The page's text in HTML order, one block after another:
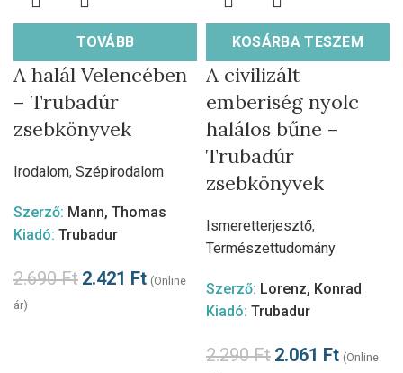
TOVÁBB
A halál Velencében
– Trubadúr
zsebkönyvek
Irodalom, Szépirodalom
Szerző: Mann, Thomas
Kiadó: Trubadur
2.690Ft 2.421 Ft (Online
ár)
KOSÁRBA TESZEM
A civilizált
emberiség nyolc
halálos bűne –
Trubadúr
zsebkönyvek
Ismeretterjesztő,
Természettudomány
Szerző: Lorenz, Konrad
Kiadó: Trubadur
2.290Ft 2.061 Ft (Online